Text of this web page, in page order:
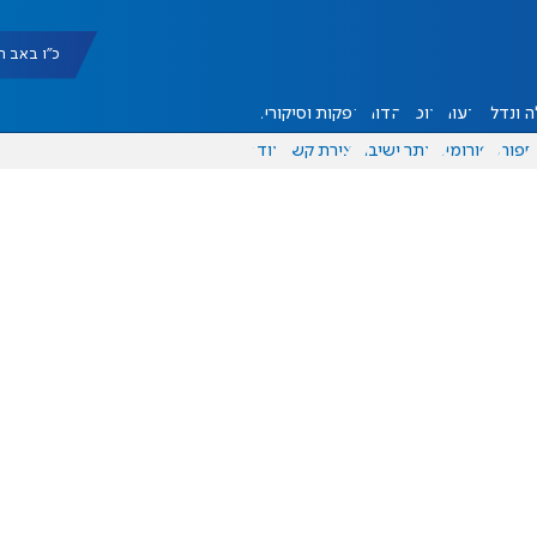
כ"ו באב
ונדל"ן דעות אוכל יהדות הפקות וסיקורים
ספורט פורומים אתר ישיבה יצירת קשר עוד